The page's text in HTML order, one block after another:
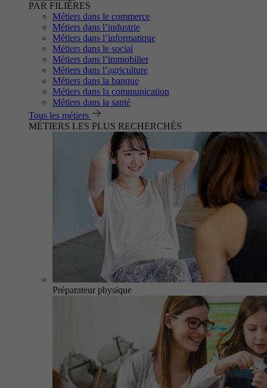
PAR FILIÈRES
Métiers dans le commerce
Métiers dans l’industrie
Métiers dans l’informatique
Métiers dans le social
Métiers dans l’immobilier
Métiers dans l’agriculture
Métiers dans la banque
Métiers dans la communication
Métiers dans la santé
Tous les métiers
MÉTIERS LES PLUS RECHERCHÉS
Préparateur physique